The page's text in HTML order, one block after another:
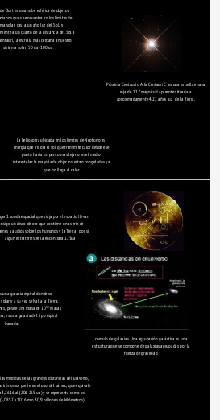
Oort es una nube esférica de objetos
que se encuentra en los límites del
solar, casi a un año luz del Sol, y
a un cuarto de la distancia del Sol a
la estrella más cercana a nuestro
sistema solar  50 ua -100 ua
Próxima Centauri o Alfa Centauri C​ ​ es una estrella enana
roja de 11.ª magnitud aparente situada a
aproximadamente 4,22 años luz ​ de la Tierra,
la heliospera ubicada en los limites de Neptuno es
energia que irradia el sol que transmite calor desde ese
punto hacia un punto mas lejano en el medio
interestelar la mayoría de objectos estan congelados ya
que no llega el calor
1 sonda espacial que viaja por el espacio llevan
un disco de oro que contiene una serie de
y audios sobre los humanos y la Tierra.  por si
algun extraterrestre la encontrara 125ua
una galaxia espiral donde se
y a su vez se halla la Tierra.
posee una masa de 10¹² masas
es una galaxia del tipo espiral
barrada.
comulo de galaxias. Una agrupación galáctica es una
estructura que se compone de galaxias agrupadas por la
fuerza de gravedad.​
medidas de las grandes distancias del universo,
prefieren el uso del pársec, que equivale
a 3,2616 al (206 265 ua) y se representa como pc
(3,0857 × 1016 m o 30,9 billones de kilómetros).